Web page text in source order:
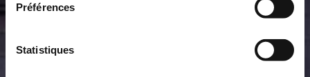
Préférences
Statistiques